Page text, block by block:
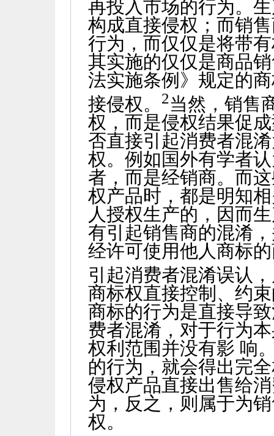
再投入市场的行为。
构成直接侵权；而销
行为，而仅仅是将带
其实施的仅仅是商品
法实施条例》规定的
接侵权。
2当然，销售
权，而是侵权结果促
否直接引起消费者混
权。例如国外有学者
者，而是经销商。而
权产品时，都是明知
人授权生产的，因而
有引起销售商的混淆
经许可使用他人商标
引起消费者混淆误认
商标权直接控制、约
商标的行为是直接导
费者混淆，对于行为
权利范围并没有影 响
的行为，就会得出完
侵权产品直接出售给
为，反之，则属于为
权。